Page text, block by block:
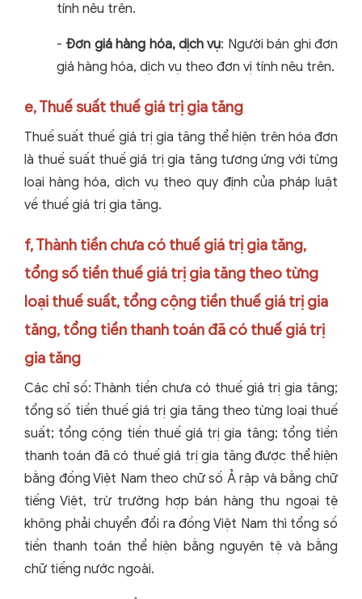
tính nêu trên.
- Đơn giá hàng hóa, dịch vụ: Người bán ghi đơn
giá hàng hóa, dịch vụ theo đơn vị tính nêu trên.
e, Thuế suất thuế giá trị gia tăng
Thuế suất thuế giá trị gia tăng thể hiện trên hóa đơn
là thuế suất thuế giá trị gia tăng tương ứng với từng
loại hàng hóa, dịch vụ theo quy định của pháp luật
về thuế giá trị gia tăng.
f, Thành tiền chưa có thuế giá trị gia tăng,
tổng số tiền thuế giá trị gia tăng theo từng
loại thuế suất, tổng cộng tiền thuế giá trị gia
tăng, tổng tiền thanh toán đã có thuế giá trị
gia tăng
Các chỉ số: Thành tiền chưa có thuế giá trị gia tăng;
tổng số tiền thuế giá trị gia tăng theo từng loại thuế
suất; tổng cộng tiền thuế giá trị gia tăng; tổng tiền
thanh toán đã có thuế giá trị gia tăng được thể hiện
bằng đồng Việt Nam theo chữ số Ả rập và bằng chữ
tiếng Việt, trừ trường hợp bán hàng thu ngoại tệ
không phải chuyển đổi ra đồng Việt Nam thì tổng số
tiền thanh toán thể hiện bằng nguyên tệ và bằng
chữ tiếng nước ngoài.